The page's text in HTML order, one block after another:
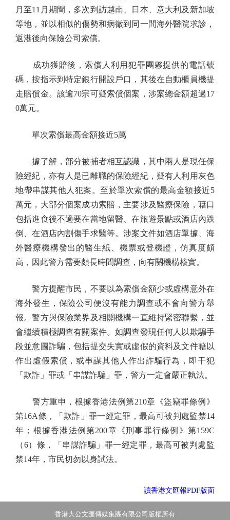
月至11月期間，多次到訪越南、日本、意大利及新加坡
等地，並以相似的傷勢和病徵到同一間海外醫院求診，
返港後向保險公司索償。
成功獲賠後，索償人利用犯罪團夥提供的電話號
碼，按指示到特定銀行開設戶口，其後在自動櫃員機提
走賠償金。該逾70宗可疑索償個案，涉案總金額超過17
0萬元。
單次索償最高金額接近5萬
據了解，部分被捕者相互認識，其中兩人是現任保
險經紀，亦有人是已離職的保險經紀，疑有人利用灰色
地帶串謀其他人犯案。至於單次索償的最高金額接近5
萬元，大部分個案成功索賠，主要涉及醫療保險，藉口
包括進食後不適要在當地留醫、在旅遊景點或酒店內跌
倒、在酒店內割傷手求醫等。涉案文件如酒店單據、海
外醫療機構發出的醫生紙、機票或登機證，仿真度頗
高，因此警方需要頗長時間調查，向有關機構核實。
警方提醒市民，不要以為索償金額少或虛構意外在
海外發生，保險公司便沒有能力調查或不會向警方舉
報。警方與保險業界及相關機構一直維持緊密聯繫，並
會繼續積極調查有關案件。如調查發現任何人以欺騙手
段並意圖詐騙，包括提交失實或虛假的資料及文件藉以
作出虛假索償，或串謀其他人作出詐騙行為，即干犯
「欺詐」罪或「串謀詐騙」罪，警方一定會嚴正執法。
警方重申，根據香港法例第210章《盜竊罪條例》
第16A條，「欺詐」罪一經定罪，最高可被判處監禁14
年；根據香港法例第200章《刑事罪行條例》第159C
（6）條，「串謀詐騙」罪一經定罪，最高可被判處監
禁14年，市民切勿以身試法。
讀香港文匯報PDF版面
香港大公文匯傳媒集團有限公司版權所有